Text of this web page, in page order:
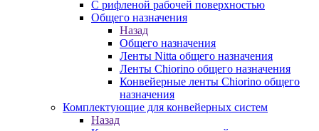
С рифленой рабочей поверхностью
Общего назначения
Назад
Общего назначения
Ленты Nitta общего назначения
Ленты Chiorino общего назначения
Конвейерные ленты Chiorino общего
назначения
Комплектующие для конвейерных систем
Назад